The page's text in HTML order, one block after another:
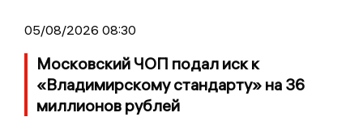
05/08/2026 08:30
Московский ЧОП подал иск к
«Владимирскому стандарту» на 36
миллионов рублей